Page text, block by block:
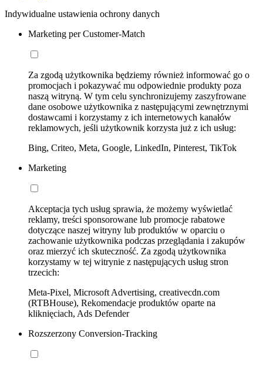
Indywidualne ustawienia ochrony danych
Marketing per Customer-Match
Za zgodą użytkownika będziemy również informować go o
promocjach i pokazywać mu odpowiednie produkty poza
naszą witryną. W tym celu synchronizujemy zaszyfrowane
dane osobowe użytkownika z następującymi zewnętrznymi
dostawcami i korzystamy z ich internetowych kanałów
reklamowych, jeśli użytkownik korzysta już z ich usług:
Bing, Criteo, Meta, Google, LinkedIn, Pinterest, TikTok
Marketing
Akceptacja tych usług sprawia, że możemy wyświetlać
reklamy, treści sponsorowane lub promocje rabatowe
dotyczące naszej witryny lub produktów w oparciu o
zachowanie użytkownika podczas przeglądania i zakupów
oraz mierzyć ich skuteczność. Za zgodą użytkownika
korzystamy w tej witrynie z następujących usług stron
trzecich:
Meta-Pixel, Microsoft Advertising, creativecdn.com
(RTBHouse), Rekomendacje produktów oparte na
kliknięciach, Ads Defender
Rozszerzony Conversion-Tracking